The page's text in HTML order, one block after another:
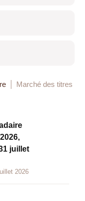
Marché des titres
juillet
2026